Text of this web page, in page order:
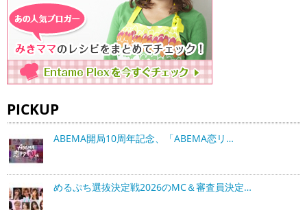
PICKUP
ABEMA開局10周年記念、「ABEMA恋リ…
めるぷち選抜決定戦2026のMC＆審査員決定…